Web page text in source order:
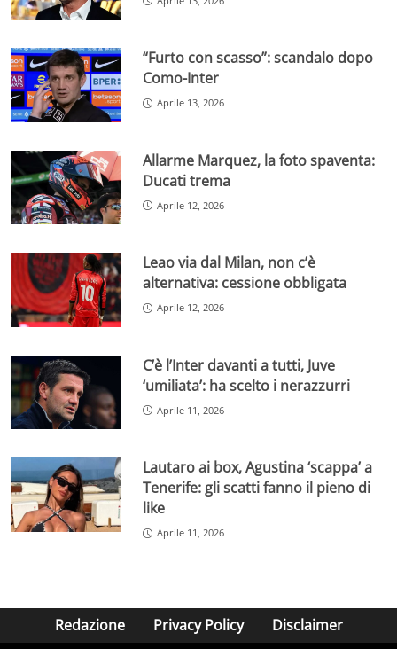
“Furto con scasso”: scandalo dopo
Como-Inter
Aprile 13, 2026
Allarme Marquez, la foto spaventa:
Ducati trema
Aprile 12, 2026
Leao via dal Milan, non c’è
alternativa: cessione obbligata
Aprile 12, 2026
C’è l’Inter davanti a tutti, Juve
‘umiliata’: ha scelto i nerazzurri
Aprile 11, 2026
Lautaro ai box, Agustina ‘scappa’ a
Tenerife: gli scatti fanno il pieno di
like
Aprile 11, 2026
Redazione Privacy Policy Disclaimer